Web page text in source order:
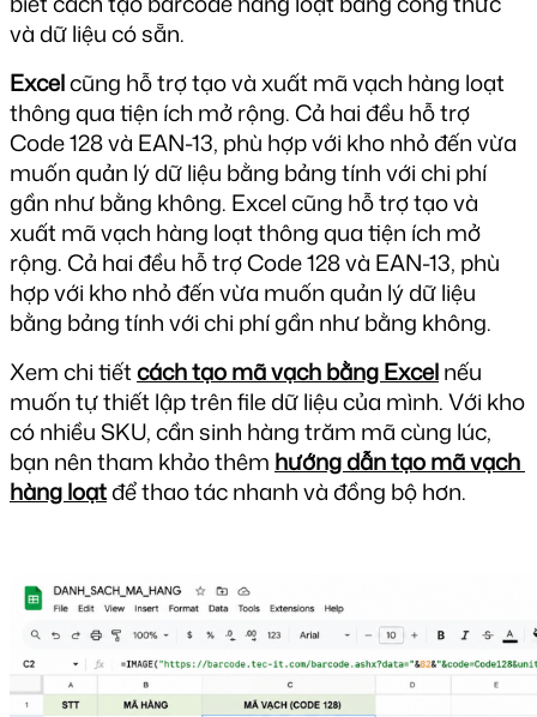
và dữ liệu có sẵn.
Excel cũng hỗ trợ tạo và xuất mã vạch hàng loạt
thông qua tiện ích mở rộng. Cả hai đều hỗ trợ
Code 128 và EAN-13, phù hợp với kho nhỏ đến vừa
muốn quản lý dữ liệu bằng bảng tính với chi phí
gần như bằng không. Excel cũng hỗ trợ tạo và
xuất mã vạch hàng loạt thông qua tiện ích mở
rộng. Cả hai đều hỗ trợ Code 128 và EAN-13, phù
hợp với kho nhỏ đến vừa muốn quản lý dữ liệu
bằng bảng tính với chi phí gần như bằng không.
Xem chi tiết cách tạo mã vạch bằng Excel nếu
muốn tự thiết lập trên file dữ liệu của mình. Với kho
có nhiều SKU, cần sinh hàng trăm mã cùng lúc,
bạn nên tham khảo thêm hướng dẫn tạo mã vạch
hàng loạt để thao tác nhanh và đồng bộ hơn.